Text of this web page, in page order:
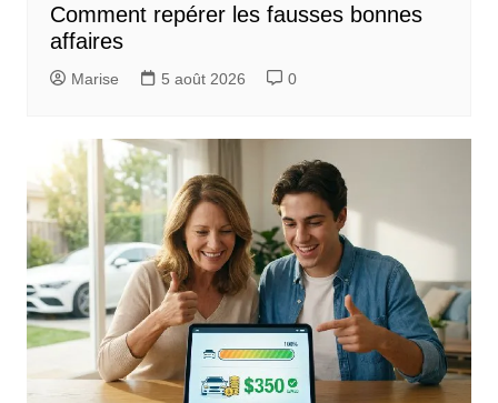
Comment repérer les fausses bonnes
affaires
Marise 5 août 2026 0